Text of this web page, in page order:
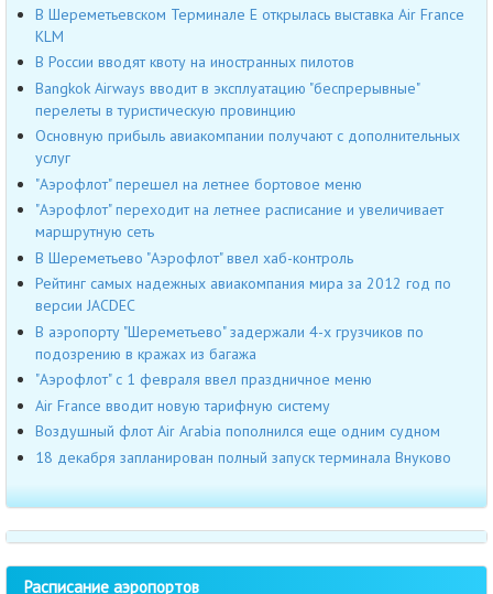
В Шереметьевском Терминале Е открылась выставка Air France
KLM
В России вводят квоту на иностранных пилотов
Bangkok Airways вводит в эксплуатацию "беспрерывные"
перелеты в туристическую провинцию
Основную прибыль авиакомпании получают с дополнительных
услуг
"Аэрофлот" перешел на летнее бортовое меню
"Аэрофлот" переходит на летнее расписание и увеличивает
маршрутную сеть
В Шереметьево "Аэрофлот" ввел хаб-контроль
Рейтинг самых надежных авиакомпания мира за 2012 год по
версии JACDEC
В аэропорту "Шереметьево" задержали 4-х грузчиков по
подозрению в кражах из багажа
"Аэрофлот" с 1 февраля ввел праздничное меню
Air France вводит новую тарифную систему
Воздушный флот Air Arabia пополнился еще одним судном
18 декабря запланирован полный запуск терминала Внуково
Расписание аэропортов